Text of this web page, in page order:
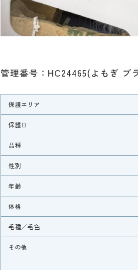
管理番号：HC24465(よもぎ
保護エリア
保護日
品種
性別
年齢
体格
毛種／毛色
その他